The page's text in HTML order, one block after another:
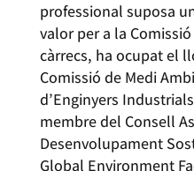
professional suposa
valor per a la
càrrecs, ha ocupat el
Comissió de Medi
d’Enginyers
membre del Consell
Desenvolupament
Global Environment